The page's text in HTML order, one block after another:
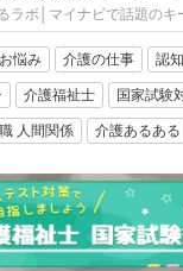
ラボ│マイナビで話題のキ
悩み 介護の仕事 認
介護福祉士 国家試験
人間関係 介護あるある